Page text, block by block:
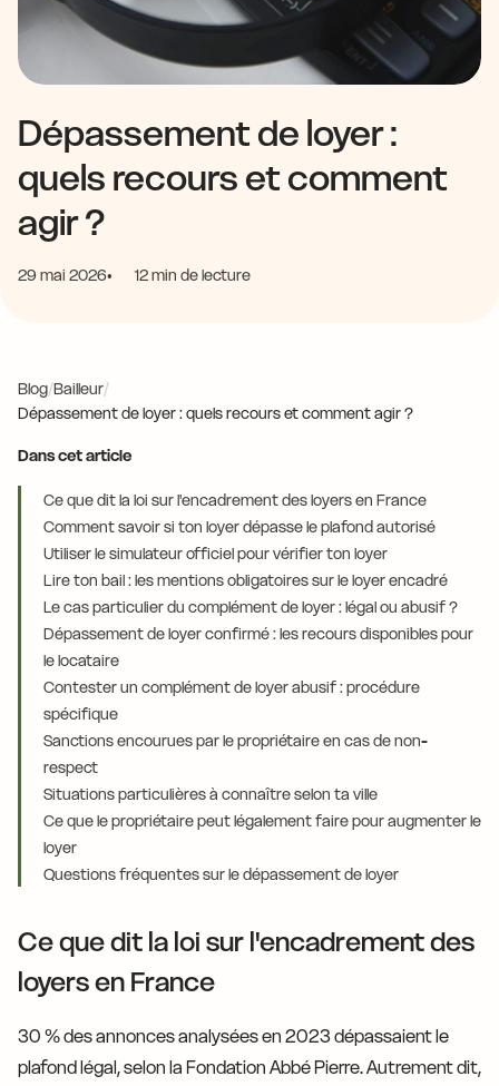
Dépassement de loyer :
quels recours et comment
agir ?
29 mai 2026 12 min de lecture
Blog/Bailleur/
Dépassement de loyer : quels recours et comment agir ?
Dans cet article
Ce que dit la loi sur l'encadrement des loyers en France
Comment savoir si ton loyer dépasse le plafond autorisé
Utiliser le simulateur officiel pour vérifier ton loyer
Lire ton bail : les mentions obligatoires sur le loyer encadré
Le cas particulier du complément de loyer : légal ou abusif ?
Dépassement de loyer confirmé : les recours disponibles pour
le locataire
Contester un complément de loyer abusif : procédure
spécifique
Sanctions encourues par le propriétaire en cas de non-
respect
Situations particulières à connaître selon ta ville
Ce que le propriétaire peut légalement faire pour augmenter le
loyer
Questions fréquentes sur le dépassement de loyer
Ce que dit la loi sur l'encadrement des
loyers en France
30 % des annonces analysées en 2023 dépassaient le
plafond légal, selon la Fondation Abbé Pierre. Autrement dit,